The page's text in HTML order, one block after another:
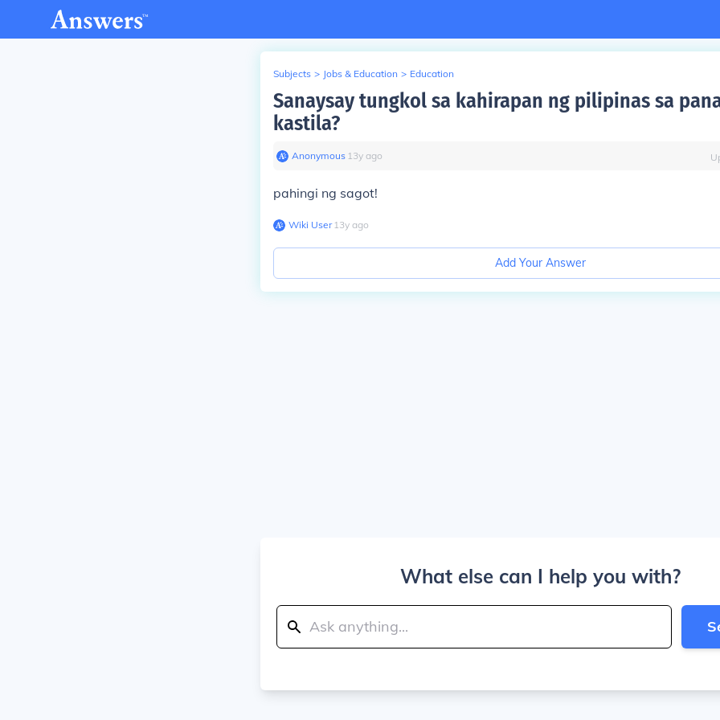
Subjects > Jobs & Education > Education
Sanaysay tungkol sa kahirapan ng pilipinas sa
kastila?
Anonymous∙ 13y ago
pahingi ng sagot!
Wiki User∙13y ago
Add Your Answer
What else can I help you with?